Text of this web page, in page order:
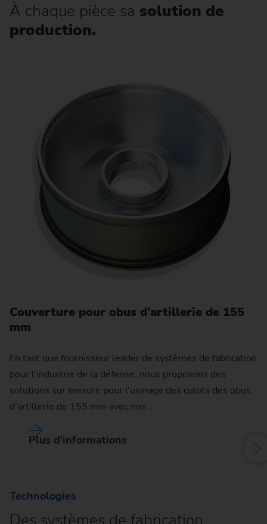
À chaque pièce sa solution de
production.
Couverture pour obus d'artillerie de 155
mm
En tant que fournisseur leader de systèmes de fabrication
pour l'industrie de la défense, nous proposons des
solutions sur mesure pour l'usinage des culots des obus
d'artillerie de 155 mm avec nos…
Plus d’informations
Technologies